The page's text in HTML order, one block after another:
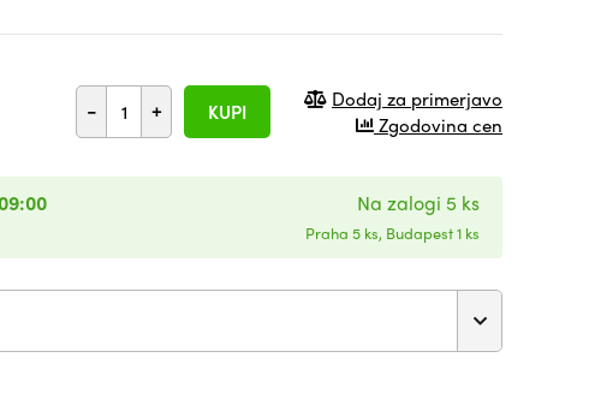
- + KUPI
Dodaj za primerjavo
Zgodovina cen
Na zalogi 5 ks
Praha 5 ks, Budapest 1 ks